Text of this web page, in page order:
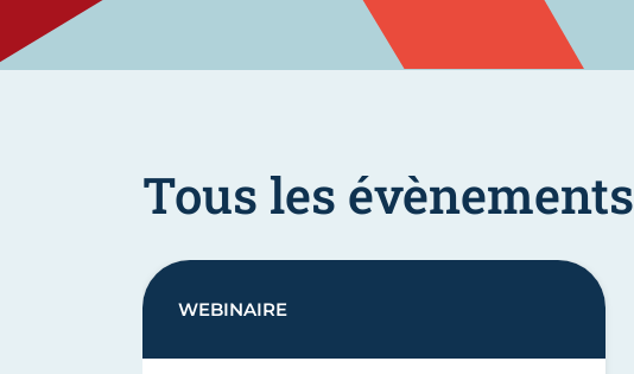
Tous les évènements
WEBINAIRE